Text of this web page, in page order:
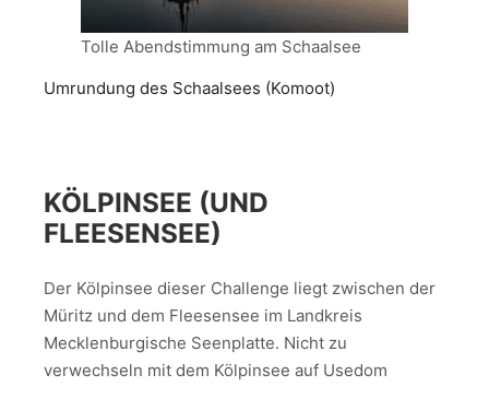
Tolle Abendstimmung am Schaalsee
Umrundung des Schaalsees (Komoot)
KÖLPINSEE (UND
FLEESENSEE)
Der Kölpinsee dieser Challenge liegt zwischen der
Müritz und dem Fleesensee im Landkreis
Mecklenburgische Seenplatte. Nicht zu
verwechseln mit dem Kölpinsee auf Usedom